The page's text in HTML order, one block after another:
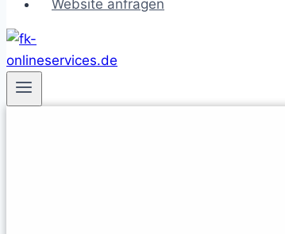
Website anfragen